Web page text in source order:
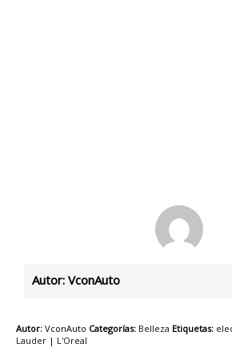
Autor: VconAuto
Autor: VconAuto Categorías: Belleza Etiquetas:
Lauder | L'Oreal